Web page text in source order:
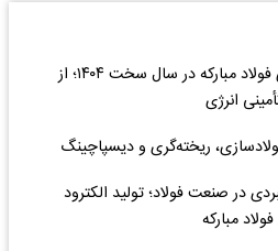
اتمام پروژه‌های راهبردی فولاد مبارکه در سال سخت ۱۴۰۴؛ از
انرژی
ریخته‌گری و دیسپاچینگ
در صنعت فولاد؛ تولید الکترود
مبارکه